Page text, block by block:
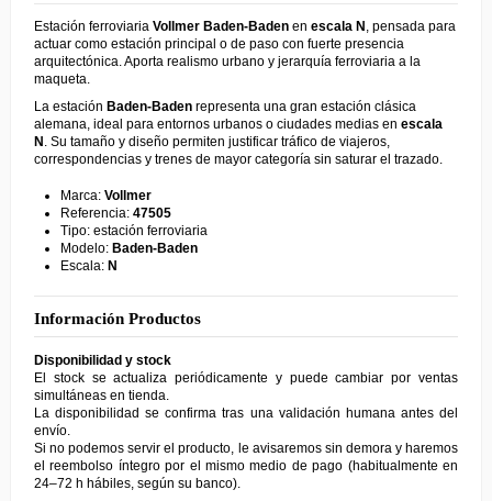
Estación ferroviaria Vollmer Baden-Baden en escala N, pensada para
actuar como estación principal o de paso con fuerte presencia
arquitectónica. Aporta realismo urbano y jerarquía ferroviaria a la
maqueta.
La estación Baden-Baden representa una gran estación clásica
alemana, ideal para entornos urbanos o ciudades medias en escala
N . Su tamaño y diseño permiten justificar tráfico de viajeros,
correspondencias y trenes de mayor categoría sin saturar el trazado.
Marca: Vollmer
Referencia: 47505
Tipo: estación ferroviaria
Modelo: Baden-Baden
Escala: N
Información Productos
Disponibilidad y stock
El stock se actualiza periódicamente y puede cambiar por ventas
simultáneas en tienda.
La disponibilidad se confirma tras una validación humana antes del
envío.
Si no podemos servir el producto, le avisaremos sin demora y haremos
el reembolso íntegro por el mismo medio de pago (habitualmente en
24–72 h hábiles, según su banco).